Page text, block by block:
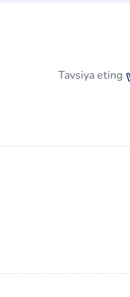
Tavsiya eting